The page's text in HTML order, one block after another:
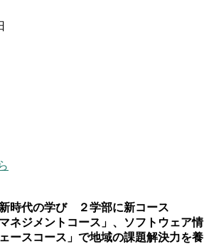
時代の学び ２学部に新コース
ネジメントコース」、ソフトウェア情
ースコース」で地域の課題解決力を養